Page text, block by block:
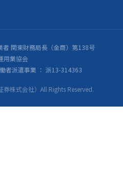
者 関東財務局長（金商）第138号
用業協会
者派遣事業 ： 派13-314363
株式会社）All Rights Reserved.